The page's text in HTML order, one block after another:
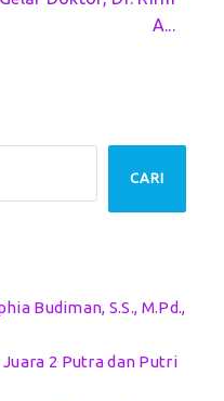
A...
CARI
Budiman, S.S., M.Pd.,
Juara 2 Putra dan Putri